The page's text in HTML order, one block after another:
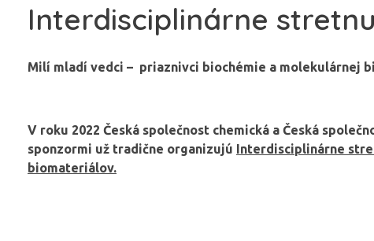
Interdisciplinárne
Milí mladí vedci – priaznivci biochémie a molekulárnej
V roku 2022 Česká společnost chemická a Česká
sponzormi už tradične organizujú Interdisciplinárne
biomateriálov.